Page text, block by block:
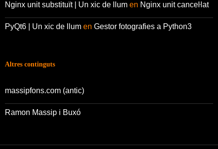
Nginx unit substituït | Un xic de llum en Nginx unit canceŀlat
PyQt6 | Un xic de llum en Gestor fotografies a Python3
Altres continguts
massipfons.com (antic)
Ramon Massip i Buxó